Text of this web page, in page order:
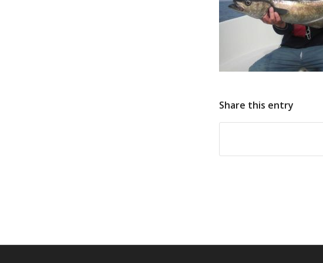
Share this entry